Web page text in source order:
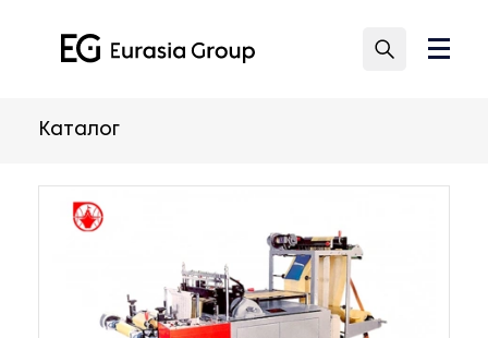
Каталог